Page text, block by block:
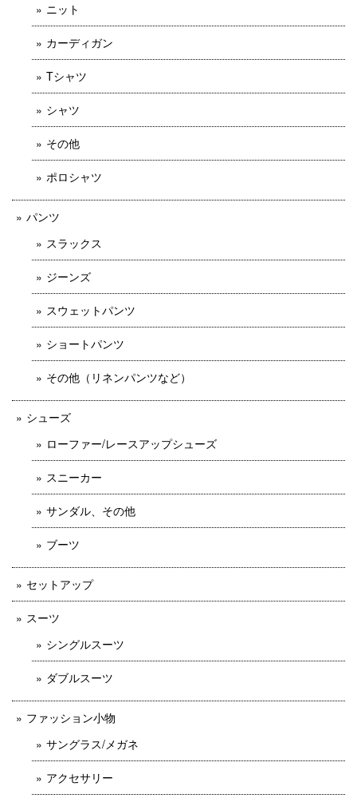
ニット
カーディガン
Tシャツ
シャツ
その他
ポロシャツ
パンツ
スラックス
ジーンズ
スウェットパンツ
ショートパンツ
その他（リネンパンツなど）
シューズ
ローファー/レースアップシューズ
スニーカー
サンダル、その他
ブーツ
セットアップ
スーツ
シングルスーツ
ダブルスーツ
ファッション小物
サングラス/メガネ
アクセサリー